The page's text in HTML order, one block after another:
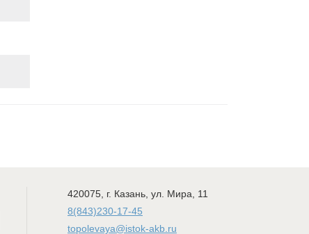
420075 г. Казань ул. Мира, 11
8(843)230-17-45
topolevaya@istok-akb.ru